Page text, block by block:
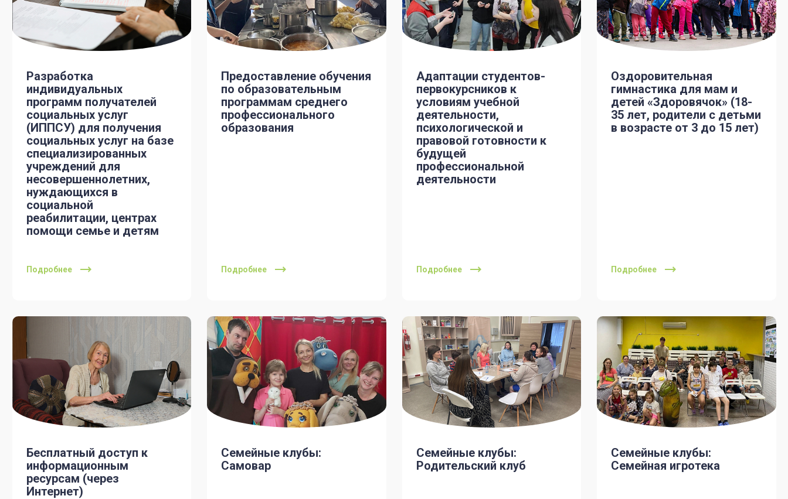
Разработка
индивидуальных
программ получателей
социальных услуг
(ИППСУ) для получения
социальных услуг на базе
специализированных
учреждений для
несовершеннолетних,
нуждающихся в
социальной
реабилитации, центрах
помощи семье и детям
Подробнее
Предоставление обучения
по образовательным
программам среднего
профессионального
образования
Подробнее
Адаптации студентов-
первокурсников к
условиям учебной
деятельности,
психологической и
правовой готовности к
будущей
профессиональной
деятельности
Подробнее
Оздоровительная
гимнастика для мам и
детей «Здоровячок» (18-
35 лет, родители с детьми
в возрасте от 3 до 15 лет)
Подробнее
Бесплатный доступ к
информационным
ресурсам (через
Интернет)
Семейные клубы:
Самовар
Семейные клубы:
Родительский клуб
Семейные клубы:
Семейная игротека